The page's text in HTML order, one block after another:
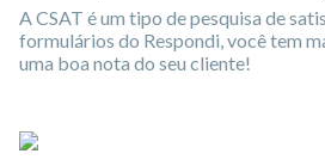
A CSAT é um tipo de pesquisa de
formulários do Respondi, você tem
uma boa nota do seu cliente!